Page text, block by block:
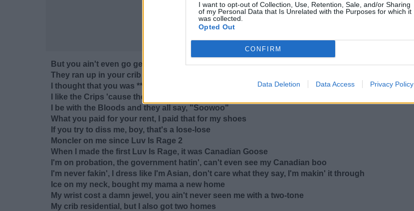
I want to opt-out of Collection, Use, Retention, Sale, and/or Sharing
of my Personal Data that Is Unrelated with the Purposes for which it
was collected.
Opted Out
CONFIRM
Data Deletion Data Access Privacy Policy
But you ain't even go get your chains back (Huh?)
They ran up in your crib and took your platinum plaques (Yeah)
I thought that you was ****, what's up with that? (What's up with it?)
I like the Crips 'cause the money in my pocket blue
I be with the Bloods and they all say, "Soowoo"
What you paid for your rent, I paid that for my shoes
If you try to diss me, boy, that's a lose-lose
Moncler on me since Luv Is Rage 2
When I made the first Luv Is Rage, it was Canadian Goose
I'm on probation, the government hatin', can't even see my Canadian boo
I'm never fakin', I dress like I'm Asian, don't care what they say, I'm makin' it through
Ice on my neck, bought my mama a new home
My wrist cost a damn jewel, you ain't never seen me with a two-tone
My crib residential, but I also got two homes